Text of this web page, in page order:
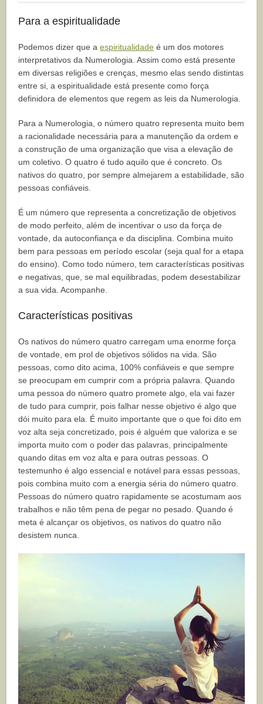
Para a espiritualidade
Podemos dizer que aespiritualidade é um dos motores
interpretativos da Numerologia. Assim como está presente
em diversas religiões e crenças, mesmo elas sendo distintas
entre si, a espiritualidade está presente como força
definidora de elementos que regem as leis da Numerologia.
Para a Numerologia, o número quatro representa muito bem
a racionalidade necessária para a manutenção da ordem e
a construção de uma organização que visa a elevação de
um coletivo. O quatro é tudo aquilo que é concreto. Os
nativos do quatro, por sempre almejarem a estabilidade, são
pessoas confiáveis.
É um número que representa a concretização de objetivos
de modo perfeito, além de incentivar o uso da força de
vontade, da autoconfiança e da disciplina. Combina muito
bem para pessoas em período escolar (seja qual for a etapa
do ensino). Como todo número, tem características positivas
e negativas, que, se mal equilibradas, podem desestabilizar
a sua vida. Acompanhe.
Características positivas
Os nativos do número quatro carregam uma enorme força
de vontade, em prol de objetivos sólidos na vida. São
pessoas, como dito acima, 100% confiáveis e que sempre
se preocupam em cumprir com a própria palavra. Quando
uma pessoa do número quatro promete algo, ela vai fazer
de tudo para cumprir, pois falhar nesse objetivo é algo que
dói muito para ela. É muito importante que o que foi dito em
voz alta seja concretizado, pois é alguém que valoriza e se
importa muito com o poder das palavras, principalmente
quando ditas em voz alta e para outras pessoas. O
testemunho é algo essencial e notável para essas pessoas,
pois combina muito com a energia séria do número quatro.
Pessoas do número quatro rapidamente se acostumam aos
trabalhos e não têm pena de pegar no pesado. Quando é
meta é alcançar os objetivos, os nativos do quatro não
desistem nunca.